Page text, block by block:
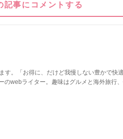
記事にコメントする
す。「お得に、だけど我慢しない豊かで快
のwebライター。趣味はグルメと海外旅行